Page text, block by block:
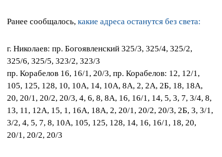
Ранее сообщалось, какие адреса останутся без света:
г. Николаев: пр. Богоявленский 325/3, 325/4, 325/2,
325/6, 325/5, 323/2, 323/3
пр. Корабелов 16, 16/1, 20/3, пр. Корабелов: 12, 12/1,
105, 125, 128, 10, 10А, 14, 10A, 8A, 2, 2А, 2Б, 18, 18A,
20, 20/1, 20/2, 20/3, 4, 6, 8, 8A, 16, 16/1, 14, 5, 3, 7, 3/4, 8,
13, 11, 12A, 15, 1, 16А, 18A, 2, 20/1, 20/2, 20/3, 2Б, 3, 3/1,
3/2, 4, 5, 7, 8, 10А, 105, 125, 128, 14, 16, 16/1, 18, 20,
20/1, 20/2, 20/3